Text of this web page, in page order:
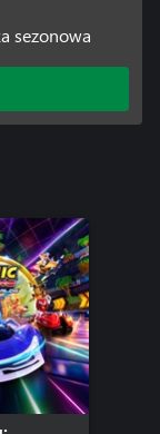
sezonowa